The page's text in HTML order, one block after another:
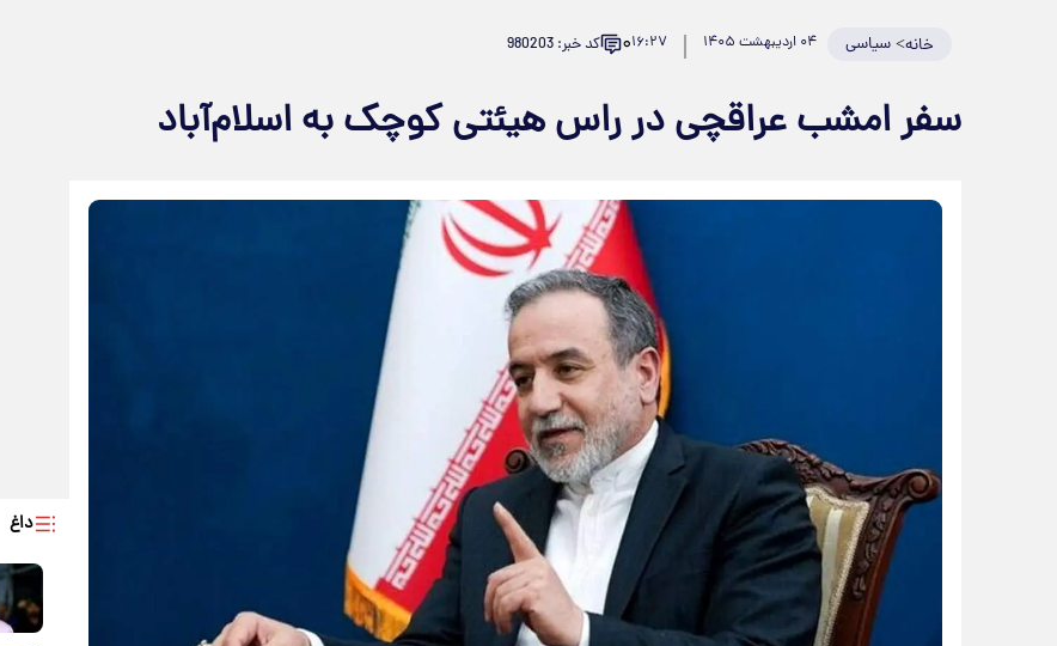
خانه>سیاسی ۰۴ اردیبهشت ۱۴۰۵ ۱۶:۲۷۰ کد خبر: 980203
سفر امشب عراقچی در راس هیئتی کوچک به اسلام‌آباد
داغ